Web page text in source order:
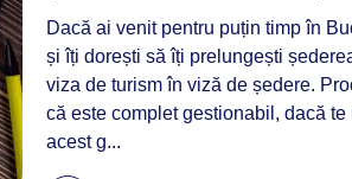
Dacă ai venit pentru puțin timp în
și îți dorești să îți prelungești
viza de turism în viză de ședere.
că este complet gestionabil, dacă
acest g...